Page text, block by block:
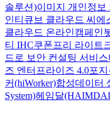
솔루션)이미지 개인정보
인티큐브 클라우드 씨에
클라우드 온라인캠페인
티 IHC쿠폰프리 라이트
드로 보안 컨설팅 서비스
즈 엔터프라이즈 4.0포
커(hiWorker)합성데이터
System)헤임달